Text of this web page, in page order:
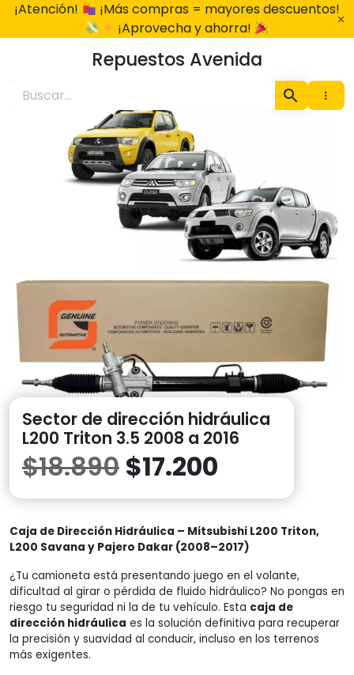
¡Atención!
¡Más compras = mayores descuentos!
¡Aprovecha y ahorra!
Repuestos Avenida
Sector de dirección hidráulica
L200 Triton 3.5 2008 a 2016
$18.890 El
precio
original
era:
$18.890.
$17.200
precio
actual
es:
$17.200.
Caja de Dirección Hidráulica – Mitsubishi L200 Triton,
L200 Savana y Pajero Dakar (2008–2017)
¿Tu camioneta está presentando juego en el volante,
dificultad al girar o pérdida de fluido hidráulico? No pongas en
riesgo tu seguridad ni la de tu vehículo. Esta caja de
dirección hidráulica es la solución definitiva para recuperar
la precisión y suavidad al conducir, incluso en los terrenos
más exigentes.